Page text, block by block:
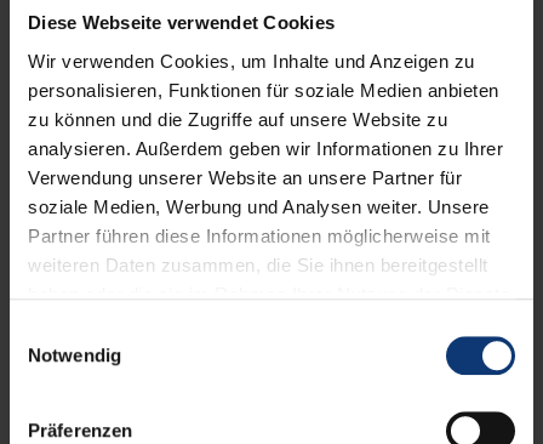
Diese Webseite verwendet Cookies
Wir verwenden Cookies, um Inhalte und Anzeigen zu
personalisieren, Funktionen für soziale Medien anbieten
zu können und die Zugriffe auf unsere Website zu
analysieren. Außerdem geben wir Informationen zu Ihrer
Verwendung unserer Website an unsere Partner für
soziale Medien, Werbung und Analysen weiter. Unsere
Partner führen diese Informationen möglicherweise mit
weiteren Daten zusammen, die Sie ihnen bereitgestellt
Notwendig
Präferenzen
Persönlichkeitsförderung ist ein wichtiger Bestandteil in
durch speziell ausgebildete Vereinsmitglieder angeboten.
Mitglied werden und dann für den Stadtmarathon Würzburg
e.V. starten. Für nur 20,– € Mitgliedsbeitrag im Jahr seid Ihr
dann auch während dem gemeinsamen Training über
den Landessportbund Bayern versichert.
Leistungen
Beantragung des Startpasses für Teilnahmen und
Wertungen zu Meisterschaftsveranstaltungen
Teilnahme an der jährlichen Mitgliederversammlung
und somit Mitbestimmung bei der weiteren